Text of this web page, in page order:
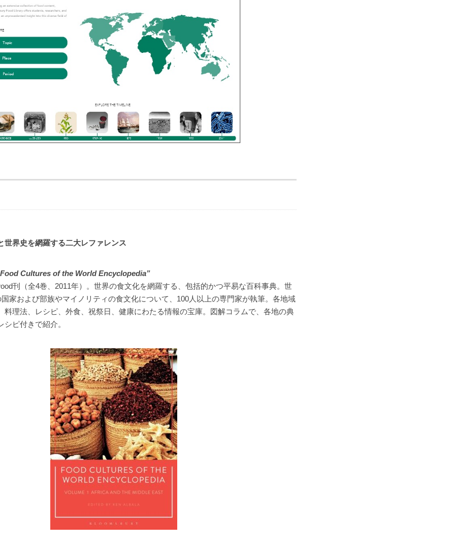
世界史を網羅する二大レファレンス
Cultures of the World Encyclopedia”
刊（全4巻、2011年）。世界の食文化を網羅する、包括的かつ平易な百科事典。世
家および部族やマイノリティの食文化について、100人以上の専門家が執筆。各地域
料理法、レシピ、外食、祝祭日、健康にわたる情報の宝庫。図解コラムで、各地の典
シピ付きで紹介。